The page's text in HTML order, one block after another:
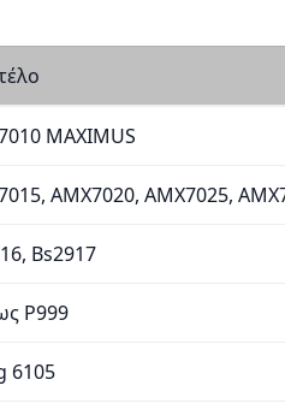
MAXIMUS
AMX7020, AMX7025,
Bs2917
P999
6105